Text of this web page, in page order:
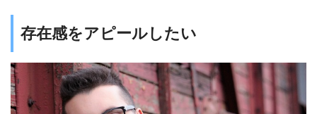
存在感をアピールしたい